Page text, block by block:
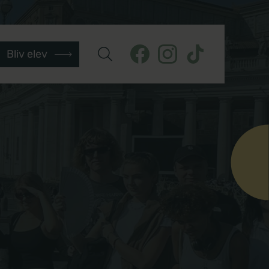
Bliv elev